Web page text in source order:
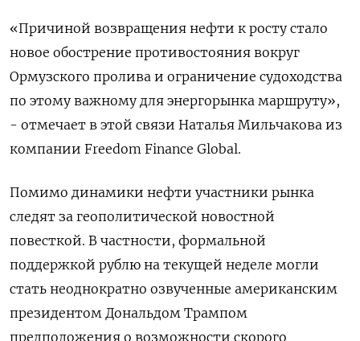
«Причиной ​возвращения нефти к росту стало
новое обострение противостояния вокруг
Ормузского пролива и ограничение судоходства
по этому ‌важному для энергорынка маршруту»,
- отмечает в этой связи Наталья Мильчакова из
компании Freedom Finance Global.
Помимо динамики ​нефти участники рынка
следят за геополитической новостной
повесткой. В частности, формальной
поддержкой рублю на текущей неделе могли
‌стать неоднократно озвученные американским
президентом Дональдом Трампом
предположения о возможности скорого